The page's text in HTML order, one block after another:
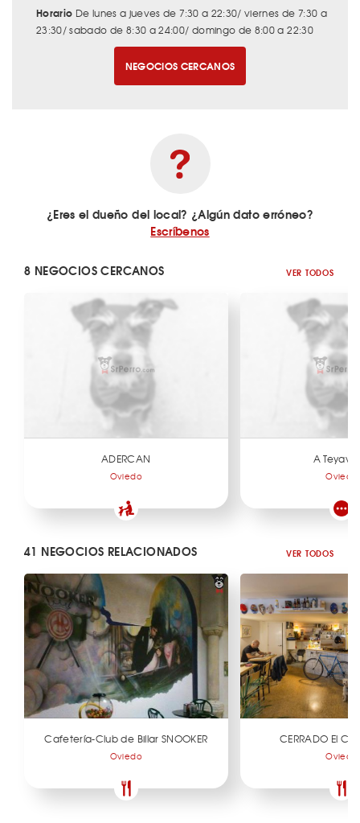
Horario De lunes a jueves de 7:30 a 22:30/ viernes de 7:30 a
23:30/ sabado de 8:30 a 24:00/ domingo de 8:00 a 22:30
NEGOCIOS CERCANOS
¿Eres el dueño del local? ¿Algún dato erróneo?
Escríbenos
8 NEGOCIOS CERCANOS VER TODOS
ADERCAN
Oviedo
A
Oviedo
41 NEGOCIOS RELACIONADOS VER TODOS
Cafetería-Club de Billar SNOOKER
Oviedo
CERRADO El
Oviedo